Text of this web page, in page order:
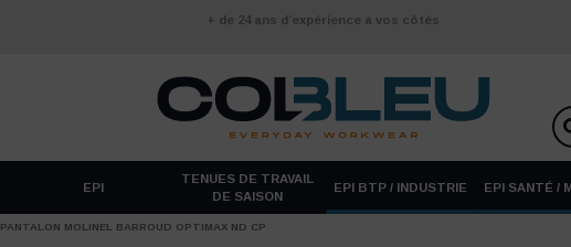
+ de 24 ans d’expérience à vos côtés
EPI
TENUES DE TRAVAIL
DE SAISON
EPI BTP / INDUSTRIE EPI SANTÉ /
PANTALON MOLINEL BARROUD OPTIMAX ND CP